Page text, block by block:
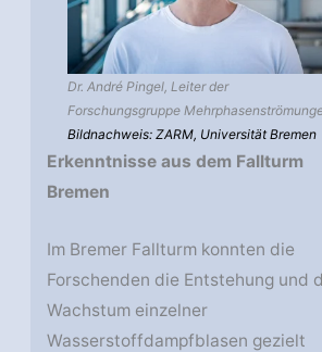
Dr. André Pingel, Leiter der
Forschungsgruppe
Bildnachweis: ZARM, Universität Bremen
Erkenntnisse aus dem Fallturm
Bremen
Im Bremer Fallturm konnten die
Forschenden die Entstehung und
Wachstum einzelner
Wasserstoffdampfblasen gezielt